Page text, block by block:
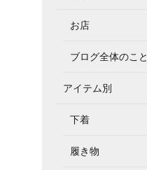
お店
ブログ全体のこと
アイテム別
下着
履き物